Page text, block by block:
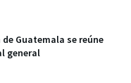
Guatemala se reúne
general